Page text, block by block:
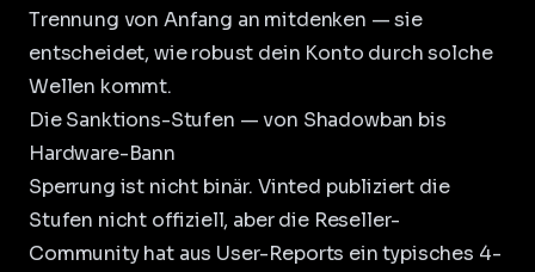
Trennung von Anfang an mitdenken — sie
entscheidet, wie robust dein Konto durch solche
Wellen kommt.
Die Sanktions-Stufen — von Shadowban bis
Hardware-Bann
Sperrung ist nicht binär. Vinted publiziert die
Stufen nicht offiziell, aber die Reseller-
Community hat aus User-Reports ein typisches 4-